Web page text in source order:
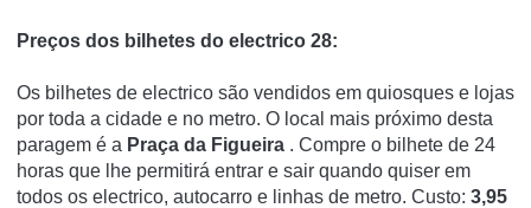
Preços dos bilhetes do electrico 28:
Os bilhetes de electrico são vendidos em quiosques e lojas
por toda a cidade e no metro. O local mais próximo desta
paragem é a Praça da Figueira . Compre o bilhete de 24
horas que lhe permitirá entrar e sair quando quiser em
todos os electrico, autocarro e linhas de metro. Custo: 3,95